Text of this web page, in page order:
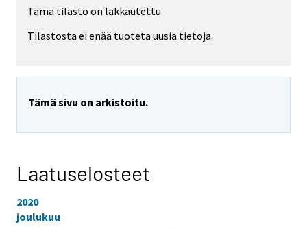
Tämä tilasto on lakkautettu.
Tilastosta ei enää tuoteta uusia tietoja.
Tämä sivu on arkistoitu.
Laatuselosteet
2020
joulukuu